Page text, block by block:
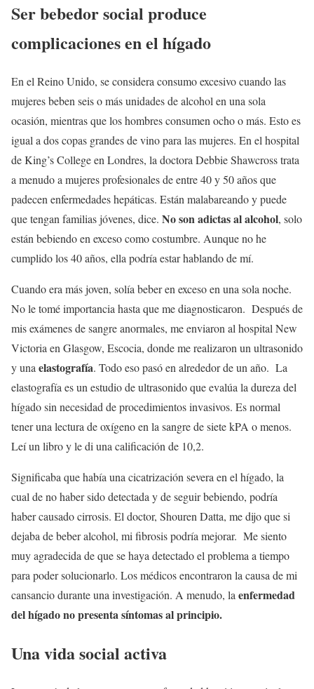
Ser bebedor social produce
complicaciones en el hígado
En el Reino Unido, se considera consumo excesivo cuando las
mujeres beben seis o más unidades de alcohol en una sola
ocasión, mientras que los hombres consumen ocho o más. Esto es
igual a dos copas grandes de vino para las mujeres. En el hospital
de King’s College en Londres, la doctora Debbie Shawcross trata
a menudo a mujeres profesionales de entre 40 y 50 años que
padecen enfermedades hepáticas. Están malabareando y puede
que tengan familias jóvenes, dice. No son adictas al alcohol, solo
están bebiendo en exceso como costumbre. Aunque no he
cumplido los 40 años, ella podría estar hablando de mí.
Cuando era más joven, solía beber en exceso en una sola noche.
No le tomé importancia hasta que me diagnosticaron. Después de
mis exámenes de sangre anormales, me enviaron al hospital New
Victoria en Glasgow, Escocia, donde me realizaron un ultrasonido
y una elastografía. Todo eso pasó en alrededor de un año. La
elastografía es un estudio de ultrasonido que evalúa la dureza del
hígado sin necesidad de procedimientos invasivos. Es normal
tener una lectura de oxígeno en la sangre de siete kPA o menos.
Leí un libro y le di una calificación de 10,2.
Significaba que había una cicatrización severa en el hígado, la
cual de no haber sido detectada y de seguir bebiendo, podría
haber causado cirrosis. El doctor, Shouren Datta, me dijo que si
dejaba de beber alcohol, mi fibrosis podría mejorar. Me siento
muy agradecida de que se haya detectado el problema a tiempo
para poder solucionarlo. Los médicos encontraron la causa de mi
cansancio durante una investigación. A menudo, la enfermedad
del hígado no presenta síntomas al principio.
Una vida social activa